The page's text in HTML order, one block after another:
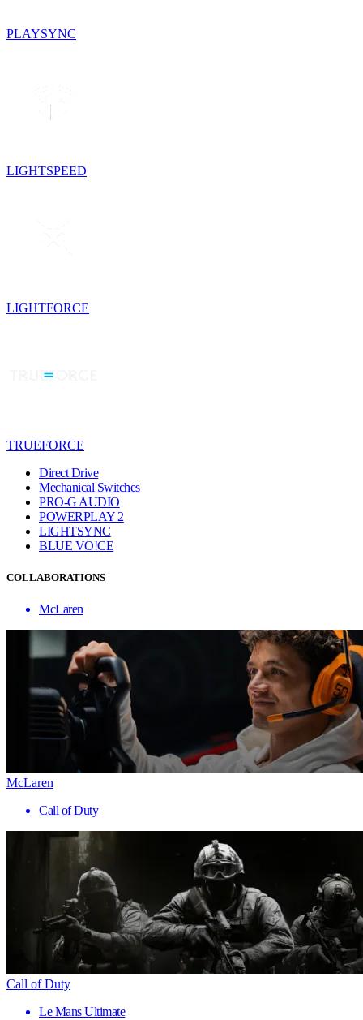
PLAYSYNC
LIGHTSPEED
LIGHTFORCE
TRUEFORCE
Direct Drive
Mechanical Switches
PRO-G AUDIO
POWERPLAY 2
LIGHTSYNC
BLUE VO!CE
COLLABORATIONS
McLaren
McLaren
Call of Duty
Call of Duty
Le Mans Ultimate